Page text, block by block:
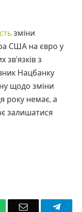
зміни
США на євро у
з
Нацбанку
щодо зміни
року немає, а
залишатися
Email